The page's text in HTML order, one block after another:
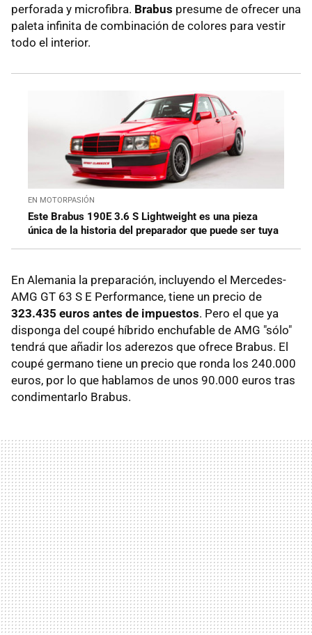
perforada y microfibra. Brabus presume de ofrecer una
paleta infinita de combinación de colores para vestir
todo el interior.
EN MOTORPASIÓN
Este Brabus 190E 3.6 S Lightweight es una pieza
única de la historia del preparador que puede ser tuya
En Alemania la preparación, incluyendo el Mercedes-
AMG GT 63 S E Performance, tiene un precio de
323.435 euros antes de impuestos. Pero el que ya
disponga del coupé híbrido enchufable de AMG "sólo"
tendrá que añadir los aderezos que ofrece Brabus. El
coupé germano tiene un precio que ronda los 240.000
euros, por lo que hablamos de unos 90.000 euros tras
condimentarlo Brabus.